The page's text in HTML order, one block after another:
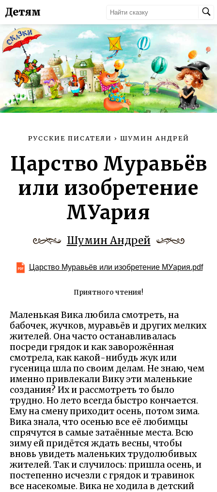
Детям
РУССКИЕ ПИСАТЕЛИ › ШУМИН АНДРЕЙ
Царство Муравьёв
или изобретение
МУария
Шумин Андрей
Царство Муравьёв или изобретение МУария.pdf
Приятного чтения!
Маленькая Вика любила смотреть, на
бабочек, жучков, муравьёв и других мелких
жителей. Она часто останавливалась
посреди грядок и как заворожённая
смотрела, как какой-нибудь жук или
гусеница шла по своим делам. Не знаю, чем
именно привлекали Вику эти маленькие
создания? Их и рассмотреть то было
трудно. Но лето всегда быстро кончается.
Ему на смену приходит осень, потом зима.
Вика знала, что осенью все её любимцы
спрячутся в самые затаённые места. Всю
зиму ей придётся ждать весны, чтобы
вновь увидеть маленьких трудолюбивых
жителей. Так и случилось: пришла осень, и
постепенно исчезли с грядок и травинок
все насекомые. Вика не ходила в детский